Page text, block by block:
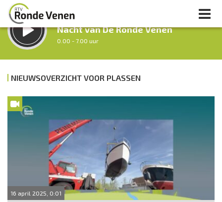
LUISTER LIVE:
Nacht van De Ronde Venen
0.00 - 7.00 uur
Ochtendronde
Vorig uur
Volgend uur
Inklappen
NIEUWSOVERZICHT VOOR PLASSEN
16 april 2025, 0:01